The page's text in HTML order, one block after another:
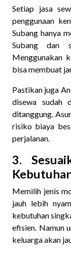
Setiap jasa
penggunaan
Subang hanya
Subang dan
Menggunakan
bisa membuat
Pastikan juga
disewa sudah
ditanggung.
risiko biaya
perjalanan.
3.
Memilih jenis
jauh lebih
kebutuhan
efisien. Namun
keluarga akan